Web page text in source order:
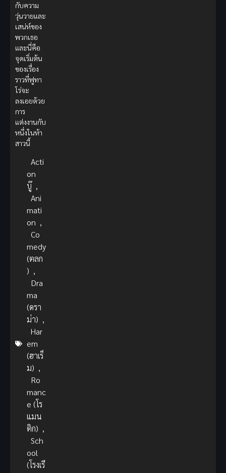
กับความ
วุ่นวายและ
เสน่ห์ของ
พวกเธอ
และนี่คือ
จุดเริ่มต้น
ของเรื่อง
ราวที่ฟูทา
โร่จะ
ลงเอยด้วย
การ
แต่งงานกับ
หนึ่งในห้า
สาวนี้
Acti
on
บู๊ ,
Ani
mati
on ,
Co
medy
(ตลก
) ,
Dra
ma
(ดรา
ม่า) ,
Har
em
(ฮาเร็
ม) ,
Ro
manc
e (โร
แมน
ติก) ,
Sch
ool
(โรงเรี